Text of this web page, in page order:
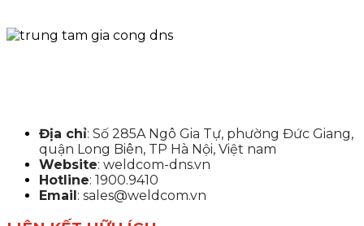
Địa chỉ: Số 285A Ngô Gia Tự, phường Đức Giang,
quận Long Biên, TP Hà Nội, Việt nam
Website: weldcom-dns.vn
Hotline: 1900.9410
Email: sales@weldcom.vn